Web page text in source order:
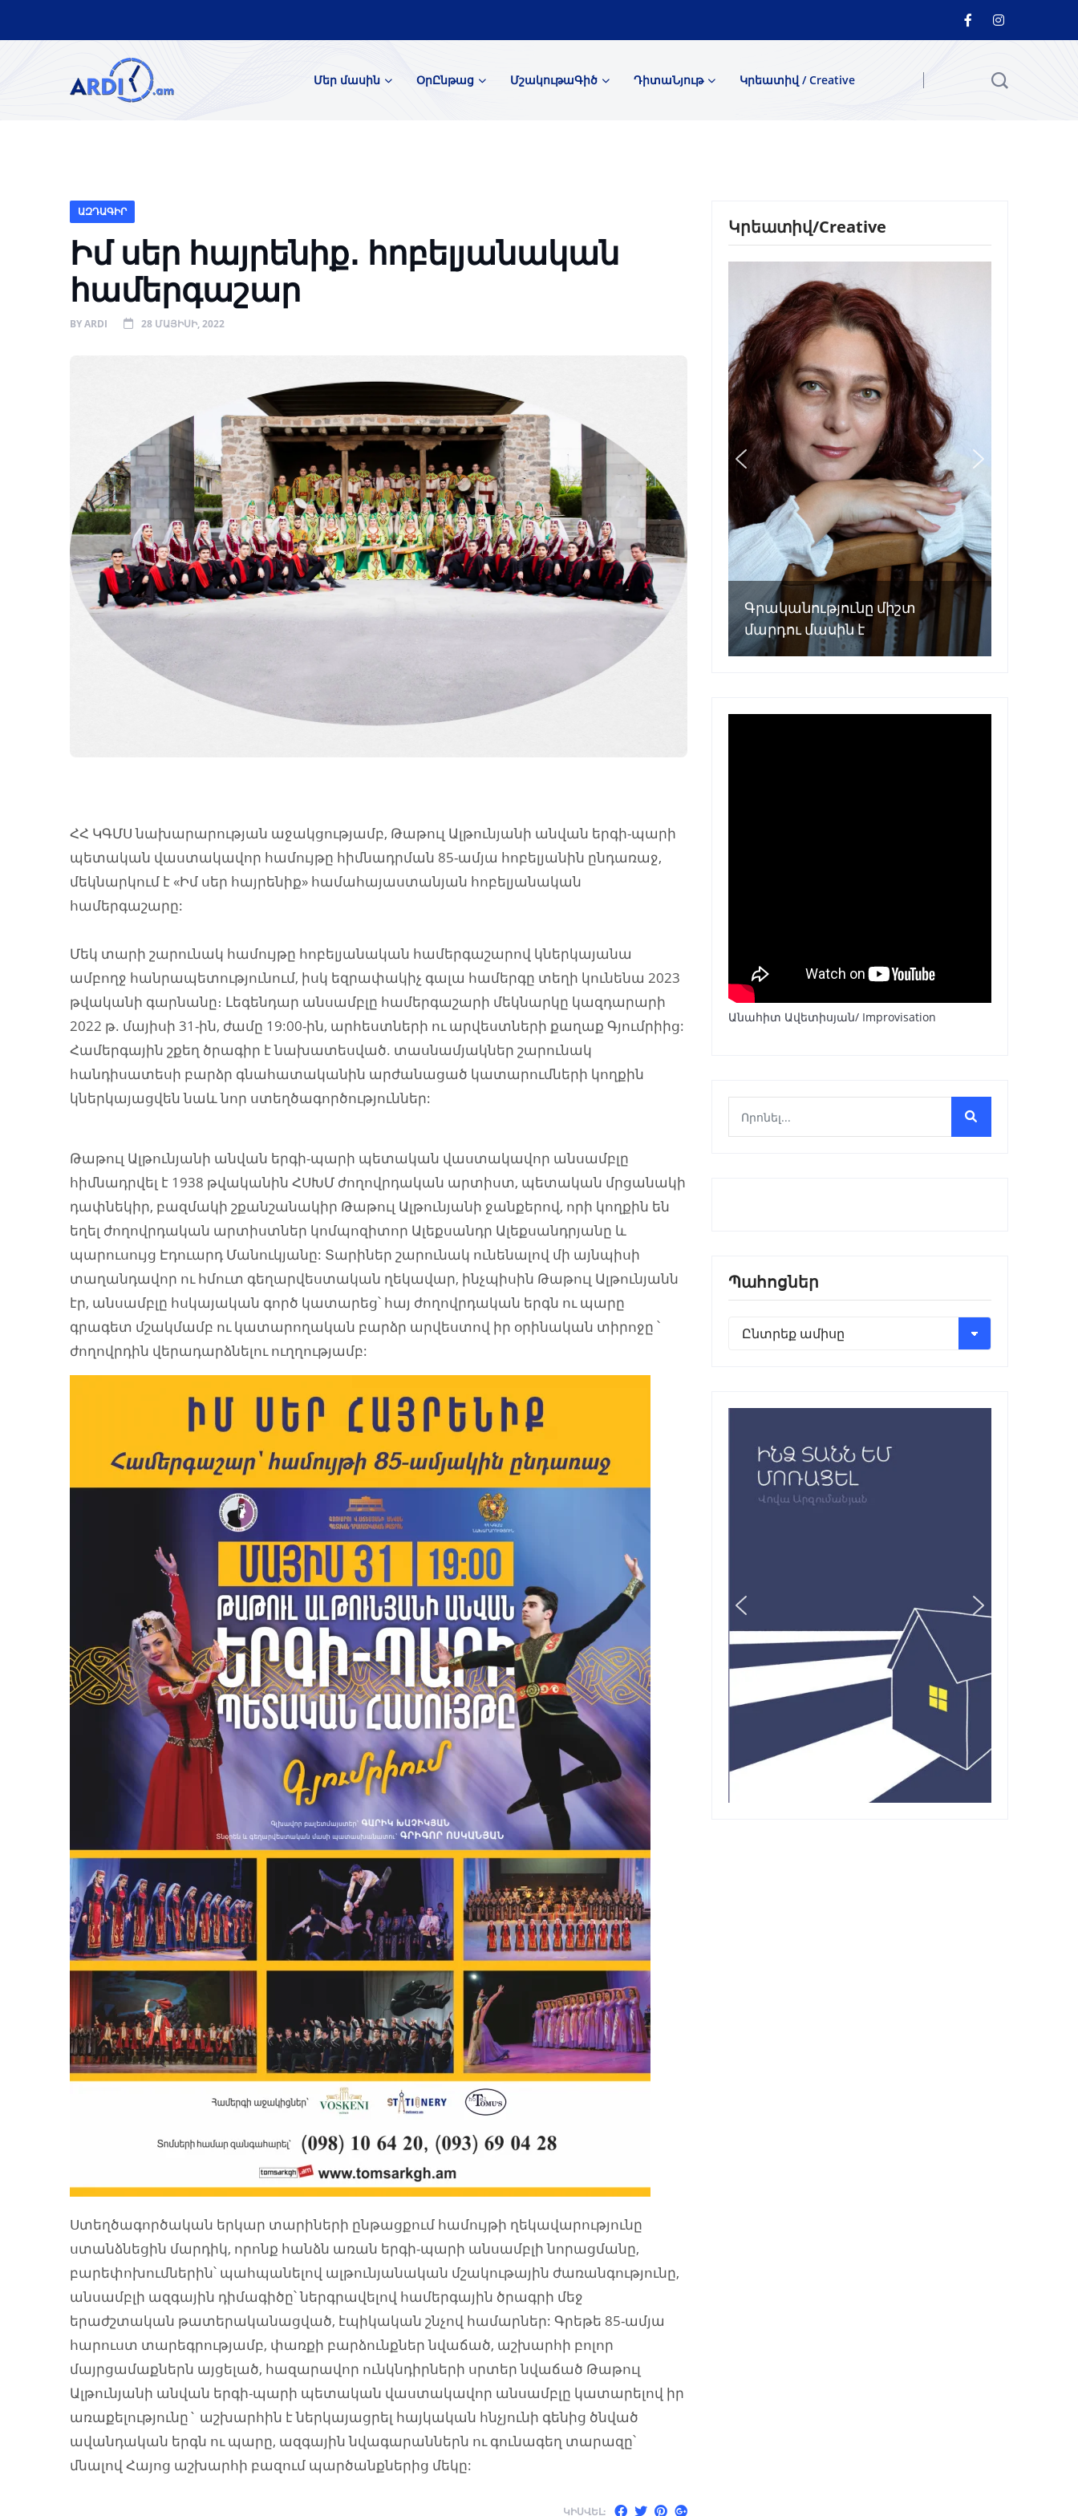
Մեր մասին ՕրԸնթաց ՄշակութաԳիծ ԴիտաՆյութ Կրեատիվ / Creative
ԱԶԴԱԳԻՐ
Իմ սեր հայրենիք․ հոբելյանական
համերգաշար
BYARDI 28 ՄԱՅԻՍԻ, 2022
ՀՀ ԿԳՄՍ նախարարության աջակցությամբ, Թաթուլ Ալթունյանի անվան երգի-պարի
պետական վաստակավոր համույթը հիմնադրման 85-ամյա հոբելյանին ընդառաջ,
մեկնարկում է «Իմ սեր հայրենիք» համահայաստանյան հոբելյանական
համերգաշարը:
Մեկ տարի շարունակ համույթը հոբելյանական համերգաշարով կներկայանա
ամբողջ հանրապետությունում, իսկ եզրափակիչ գալա համերգը տեղի կունենա 2023
թվականի գարնանը։ Լեգենդար անսամբլը համերգաշարի մեկնարկը կազդարարի
2022 թ. մայիսի 31-ին, ժամը 19:00-ին, արհեստների ու արվեստների քաղաք Գյումրիից:
Համերգային շքեղ ծրագիր է նախատեսված. տասնամյակներ շարունակ
հանդիսատեսի բարձր գնահատականին արժանացած կատարումների կողքին
կներկայացվեն նաև նոր ստեղծագործություններ:
Թաթուլ Ալթունյանի անվան երգի-պարի պետական վաստակավոր անսամբլը
հիմնադրվել է 1938 թվականին ՀՍԽՄ ժողովրդական արտիստ, պետական մրցանակի
դափնեկիր, բազմակի շքանշանակիր Թաթուլ Ալթունյանի ջանքերով, որի կողքին են
եղել ժողովրդական արտիստներ կոմպոզիտոր Ալեքսանդր Ալեքսանդրյանը և
պարուսույց Էդուարդ Մանուկյանը: Տարիներ շարունակ ունենալով մի այնպիսի
տաղանդավոր ու հմուտ գեղարվեստական ղեկավար, ինչպիսին Թաթուլ Ալթունյանն
էր, անսամբլը հսկայական գործ կատարեց՝ հայ ժողովրդական երգն ու պարը
գրագետ մշակմամբ ու կատարողական բարձր արվեստով իր օրինական տիրոջը ՝
ժողովրդին վերադարձնելու ուղղությամբ:
Ստեղծագործական երկար տարիների ընթացքում համույթի ղեկավարությունը
ստանձնեցին մարդիկ, որոնք հանձն առան երգի-պարի անսամբլի նորացմանը,
բարեփոխումներին՝ պահպանելով ալթունյանական մշակութային ժառանգությունը,
անսամբլի ազգային դիմագիծը՝ ներգրավելով համերգային ծրագրի մեջ
երաժշտական թատերականացված, էպիկական շնչով համարներ: Գրեթե 85-ամյա
հարուստ տարեգրությամբ, փառքի բարձունքներ նվաճած, աշխարհի բոլոր
մայրցամաքներն այցելած, հազարավոր ունկնդիրների սրտեր նվաճած Թաթուլ
Ալթունյանի անվան երգի-պարի պետական վաստակավոր անսամբլը կատարելով իր
առաքելությունը` աշխարհին է ներկայացրել հայկական հնչյունի գենից ծնված
ավանդական երգն ու պարը, ազգային նվագարաններն ու գունագեղ տարազը՝
մնալով Հայոց աշխարհի բազում պարծանքներից մեկը:
ԿԻՍՎԵԼ:
Կրեատիվ/Creative
Գրականությունը միշտ
մարդու մասին է
Անահիտ Ավետիսյան/ Improvisation
Պահոցներ